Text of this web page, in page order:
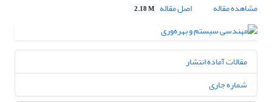
مشاهده مقاله
اصل مقاله 2.18 M
مقالات آماده انتشار
شماره جاری